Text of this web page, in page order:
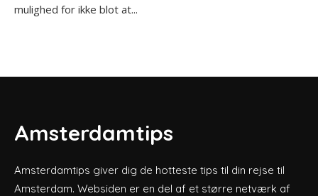
mulighed for ikke blot at...
Amsterdamtips
Amsterdamtips giver dig de hotteste tips til din rejse til
Amsterdam. Websiden er en del af et større netværk af